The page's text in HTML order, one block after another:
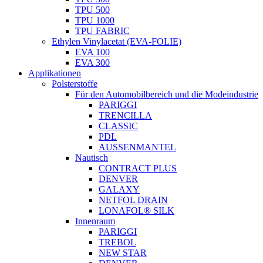
TPU 500
TPU 1000
TPU FABRIC
Ethylen Vinylacetat (EVA-FOLIE)
EVA 100
EVA 300
Applikationen
Polsterstoffe
Für den Automobilbereich und die Modeindustrie
PARIGGI
TRENCILLA
CLASSIC
PDL
AUSSENMANTEL
Nautisch
CONTRACT PLUS
DENVER
GALAXY
NETFOL DRAIN
LONAFOL® SILK
Innenraum
PARIGGI
TREBOL
NEW STAR